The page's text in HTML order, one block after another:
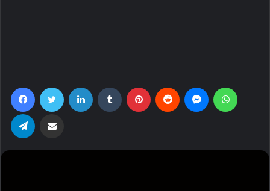
FacebookTwitter LinkedIn Tumblr Pinterest Reddit Messenger
Telegram Share via Email